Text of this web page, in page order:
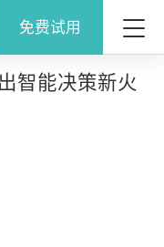
免费试用
智能决策新火